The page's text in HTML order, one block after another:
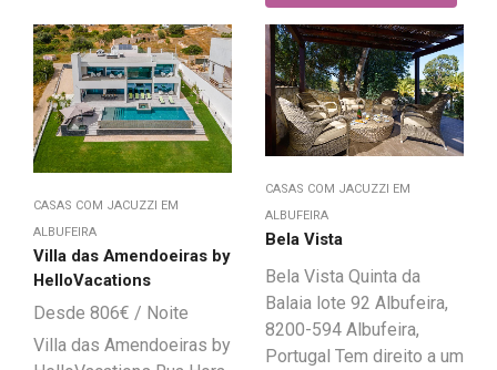
CASAS COM JACUZZI EM
ALBUFEIRA
Villa das Amendoeiras by
HelloVacations
806€
Villa das Amendoeiras by
CASAS COM JACUZZI EM
ALBUFEIRA
Bela Vista
Bela Vista Quinta da
Balaia lote 92 Albufeira,
8200-594 Albufeira,
Portugal Tem direito a um